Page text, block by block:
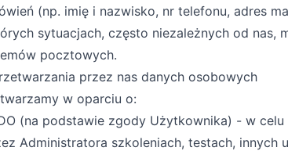
(np. imię i nazwisko, nr telefonu, adres
sytuacjach, często niezależnych od
pocztowych.
przez nas danych osobowych
w oparciu o:
(na podstawie zgody Użytkownika) - w
Administratora szkoleniach, testach, innych